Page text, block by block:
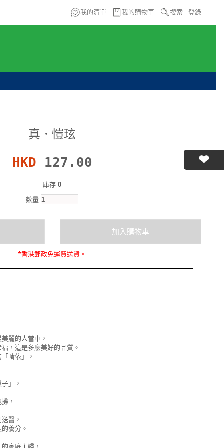
我的清單 我的購物車 搜索 登錄
真．愷玹
HKD 127.00
庫存 0
數量
*香港郵政免運費送貨。
麗的人當中，
，這是多麼美好的品質。
晴依」，
」，
，
醫，
養分。